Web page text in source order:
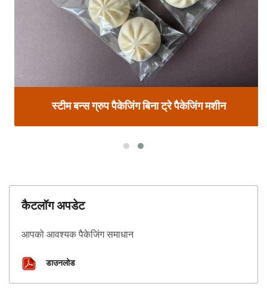
स्टीम बन्स ग्रुप पैकेजिंग बिना ट्रे पैकेजिंग मशीन
कैटलॉग अपडेट
आपको आवश्यक पैकेजिंग समाधान
डाउनलोड